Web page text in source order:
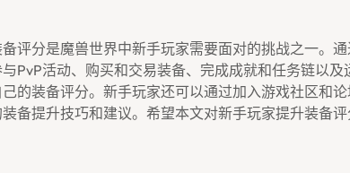
评分是魔兽世界中新手玩家需要面对的挑战之一。
PvP活动、购买和交易装备、完成成就和任务链以
的装备评分。新手玩家还可以通过加入游戏社区和
备提升技巧和建议。希望本文对新手玩家提升装备评